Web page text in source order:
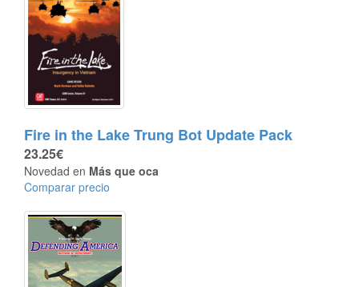
Fire in the Lake Trung Bot Update Pack
23.25€
Novedad en Más que oca
Comparar precio